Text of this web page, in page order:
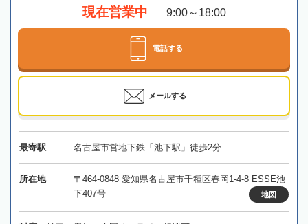
現在営業中 9:00～18:00
電話する
メールする
最寄駅 名古屋市営地下鉄「池下駅」徒歩2分
所在地
〒464-0848 愛知県名古屋市千種区春岡1-4-8 ESSE池
下407号
地図